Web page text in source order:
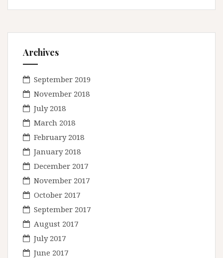
Archives
September 2019
November 2018
July 2018
March 2018
February 2018
January 2018
December 2017
November 2017
October 2017
September 2017
August 2017
July 2017
June 2017